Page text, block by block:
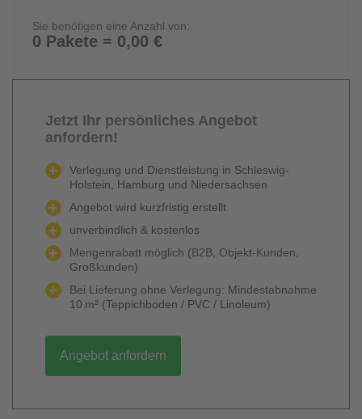
Sie benötigen eine Anzahl von:
0 Pakete = 0,00 €
Jetzt Ihr persönliches Angebot
anfordern!
Verlegung und Dienstleistung in Schleswig-
Holstein, Hamburg und Niedersachsen
Angebot wird kurzfristig erstellt
unverbindlich & kostenlos
Mengenrabatt möglich (B2B, Objekt-Kunden,
Großkunden)
Bei Lieferung ohne Verlegung: Mindestabnahme
10 m² (Teppichboden / PVC / Linoleum)
Angebot anfordern